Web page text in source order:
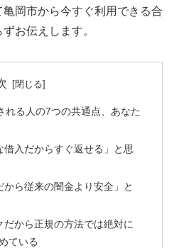
岡市から今すぐ利用できる合
お伝えします。
れる人の7つの共通点、あなた
入だからすぐ返せる」と思
ら従来の闇金より安全」と
から正規の方法では絶対に
ている